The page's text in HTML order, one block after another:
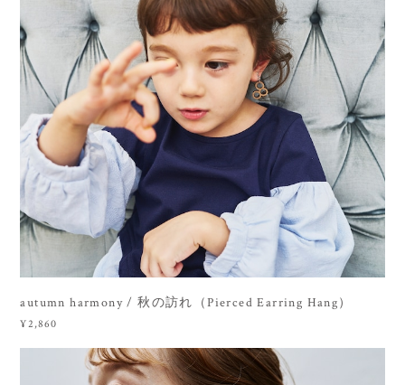
autumn harmony / 秋の訪れ（Pierced Earring Hang）
¥2,860